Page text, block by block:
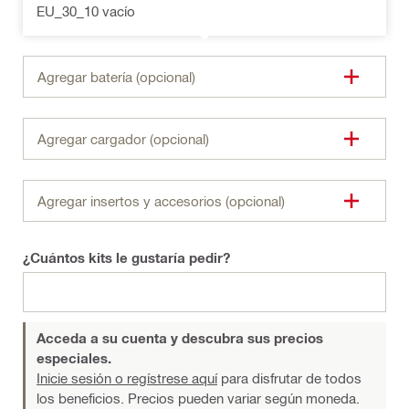
EU_30_10 vacío
Agregar batería (opcional)
Agregar cargador (opcional)
Agregar insertos y accesorios (opcional)
¿Cuántos kits le gustaría pedir?
Acceda a su cuenta y descubra sus precios
especiales.
Inicie sesión o regístrese aquípara disfrutar de todos
los beneficios. Precios pueden variar según moneda.